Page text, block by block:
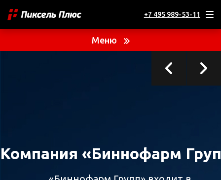
+7 495 989-53-11
Меню
Компания «Биннофарм Групп»
Компания «Биннофарм